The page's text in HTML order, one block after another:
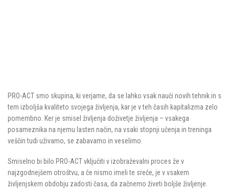
PRO-ACT smo skupina, ki verjame, da se lahko vsak nauči novih tehnik in s
tem izboljša kvaliteto svojega življenja, kar je v teh časih kapitalizma zelo
pomembno. Ker je smisel življenja doživetje življenja – vsakega
posameznika na njemu lasten način, na vsaki stopnji učenja in treninga
veščin tudi uživamo, se zabavamo in veselimo.
Smiselno bi bilo PRO-ACT vključiti v izobraževalni proces že v
najzgodnejšem otroštvu, a če nismo imeli te sreče, je v vsakem
življenjskem obdobju zadosti časa, da začnemo živeti boljše življenje.